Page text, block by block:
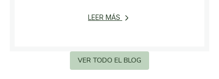
LEER MÁS
VER TODO EL BLOG